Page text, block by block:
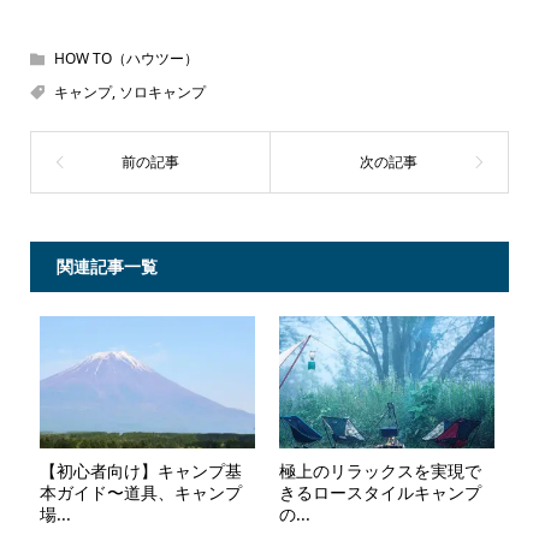
HOW TO（ハウツー）
キャンプ, ソロキャンプ
関連記事一覧
【初心者向け】キャンプ基
本ガイド〜道具、キャンプ
場...
極上のリラックスを実現で
きるロースタイルキャンプ
の...